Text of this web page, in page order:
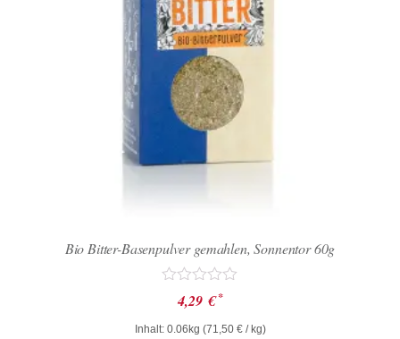
Bio Bitter-Basenpulver gemahlen, Sonnentor 60g
Bewertet
mit
0
4,29 € *
Inhalt: 0.06kg (71,50 €/ kg)